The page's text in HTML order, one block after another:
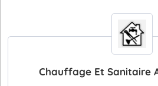
Chauffage Et Sanitaire